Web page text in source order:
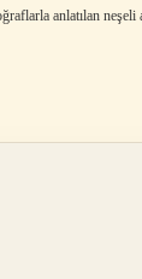
anlatılan neşeli